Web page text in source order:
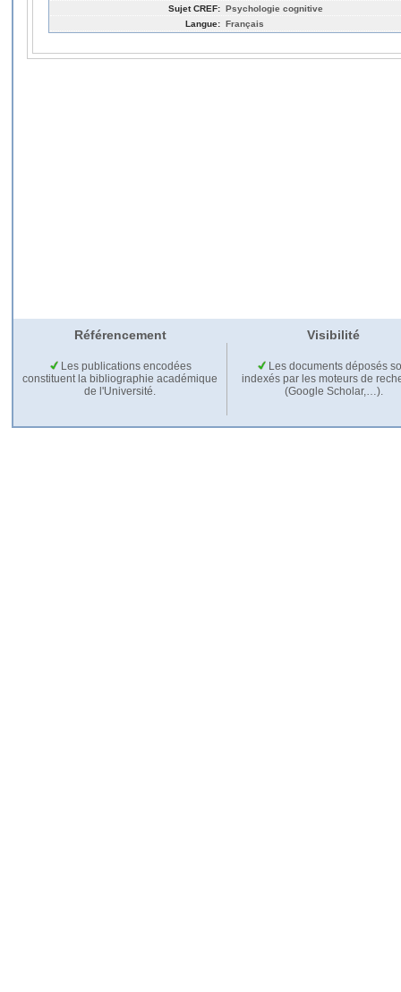
Sujet CREF: Psychologie cognitive
Langue: Français
Référencement Visibilité
Les publications encodées
constituent la bibliographie académique
de l'Université.
Les documents déposés
indexés par les moteurs de
(Google Scholar,…).